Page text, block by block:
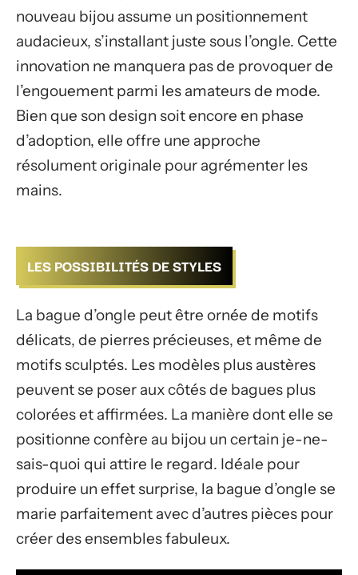
nouveau bijou assume un positionnement
audacieux, s’installant juste sous l’ongle. Cette
innovation ne manquera pas de provoquer de
l’engouement parmi les amateurs de mode.
Bien que son design soit encore en phase
d’adoption, elle offre une approche
résolument originale pour agrémenter les
mains.
LES POSSIBILITÉS DE STYLES
La bague d’ongle peut être ornée de motifs
délicats, de pierres précieuses, et même de
motifs sculptés. Les modèles plus austères
peuvent se poser aux côtés de bagues plus
colorées et affirmées. La manière dont elle se
positionne confère au bijou un certain je-ne-
sais-quoi qui attire le regard. Idéale pour
produire un effet surprise, la bague d’ongle se
marie parfaitement avec d’autres pièces pour
créer des ensembles fabuleux.